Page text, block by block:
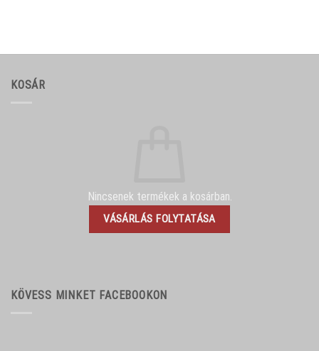
KOSÁR
Nincsenek termékek a kosárban.
VÁSÁRLÁS FOLYTATÁSA
KÖVESS MINKET FACEBOOKON